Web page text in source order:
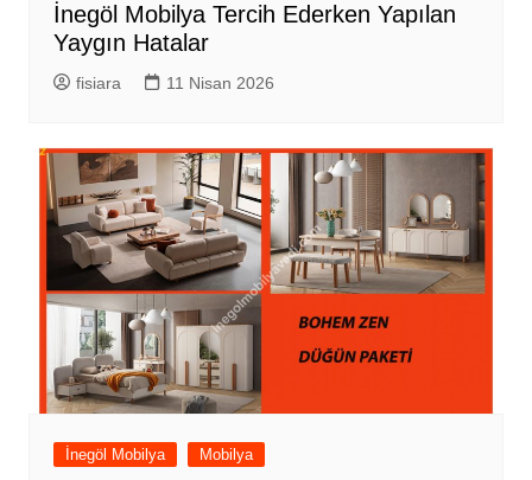
İnegöl Mobilya Tercih Ederken Yapılan
Yaygın Hatalar
fisiara 11 Nisan 2026
İnegöl Mobilya Mobilya